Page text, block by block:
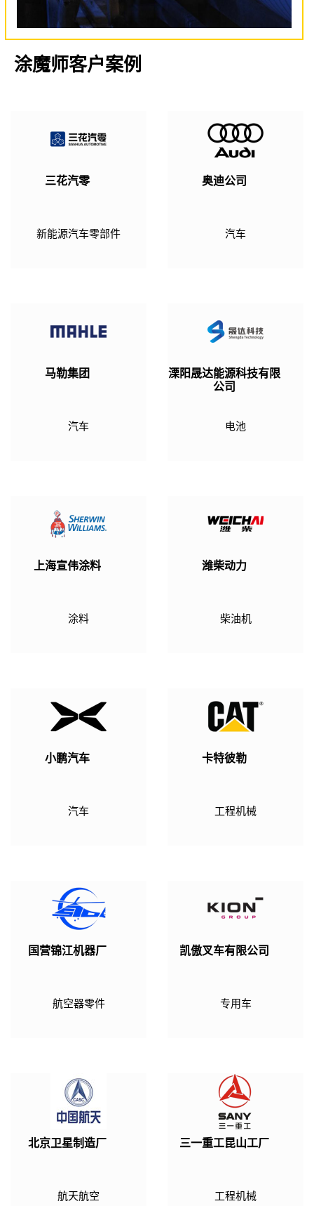
涂魔师客户案例
三花汽零
新能源汽车零部件
奥迪公司
汽车
马勒集团
汽车
溧阳晟达能源科技有限
公司
电池
上海宣伟涂料
涂料
潍柴动力
柴油机
小鹏汽车
汽车
卡特彼勒
工程机械
国营锦江机器厂
航空器零件
凯傲叉车有限公司
专用车
北京卫星制造厂
航天航空
三一重工昆山工厂
工程机械